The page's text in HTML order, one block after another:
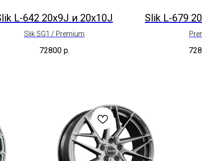
L-642 20x9J и 20x10J
Slik SG1 / Premium
72800 р.
Slik L-679